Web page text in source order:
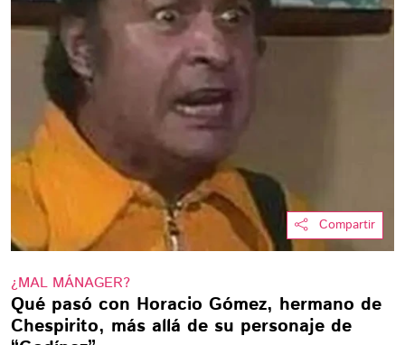
Compartir
¿MAL MÁNAGER?
Qué pasó con Horacio Gómez, hermano de
Chespirito, más allá de su personaje de